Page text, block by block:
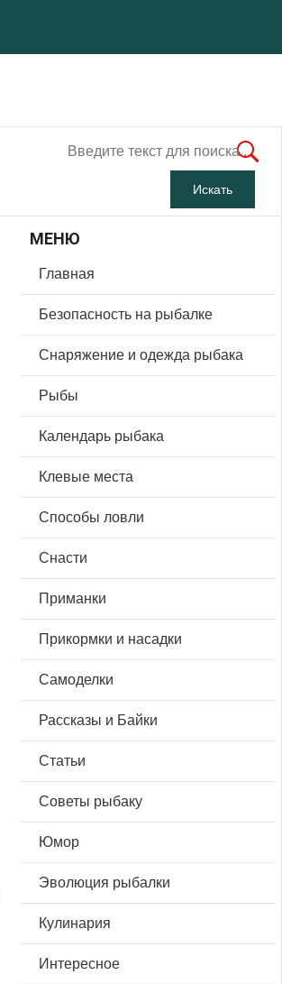
МЕНЮ
Главная
Безопасность на рыбалке
Снаряжение и одежда рыбака
Рыбы
Календарь рыбака
Клевые места
Способы ловли
Снасти
Приманки
Прикормки и насадки
Самоделки
Рассказы и Байки
Статьи
Советы рыбаку
Юмор
Эволюция рыбалки
Кулинария
Интересное